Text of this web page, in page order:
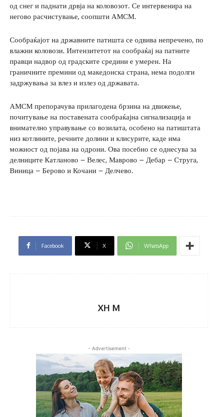
од снег и паднати дрвја на коловозот. Се интервенира на
негово расчистување, соопшти АМСМ.
Сообраќајот на државните патишта се одвива непречено, по
влажни коловози. Интензитетот на сообраќај на патните
правци надвор од градските средини е умерен. На
граничните премини од македонска страна, нема подолги
задржувања за влез и излез од државата.
АМСМ препорачува прилагодена брзина на движење,
почитување на поставената сообраќајна сигнализација и
внимателно управување со возилата, особено на патиштата
низ котлините, речните долини и клисурите, каде има
можност од појава на одрони. Ова посебно се однесува за
делниците Катланово – Велес, Маврово – Дебар – Струга,
Виница – Берово и Кочани – Делчево.
Facebook X WhatsApp
XH M
- Advertisement -